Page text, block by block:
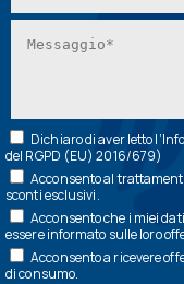
Dichiaro di aver letto l’
del RGPD (EU) 2016/679)
Acconsento al
sconti esclusivi.
Acconsento che i miei
essere informato sulle loro
Acconsento a ricevere
di consumo.